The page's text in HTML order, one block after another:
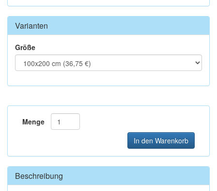
Varianten
Größe
Menge
In den Warenkorb
Beschreibung